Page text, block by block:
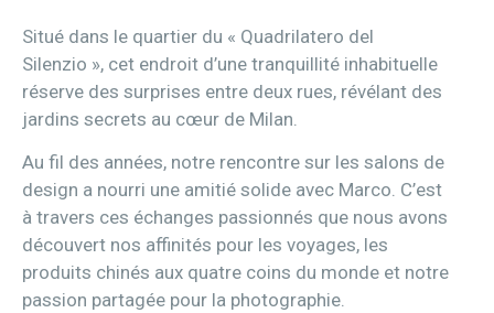
Situé dans le quartier du « Quadrilatero del
Silenzio », cet endroit d’une tranquillité inhabituelle
réserve des surprises entre deux rues, révélant des
jardins secrets au cœur de Milan.
Au fil des années, notre rencontre sur les salons de
design a nourri une amitié solide avec Marco. C’est
à travers ces échanges passionnés que nous avons
découvert nos affinités pour les voyages, les
produits chinés aux quatre coins du monde et notre
passion partagée pour la photographie.